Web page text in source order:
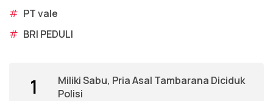
# PT vale
# BRI PEDULI
1
Miliki Sabu, Pria Asal Tambarana Diciduk
Polisi